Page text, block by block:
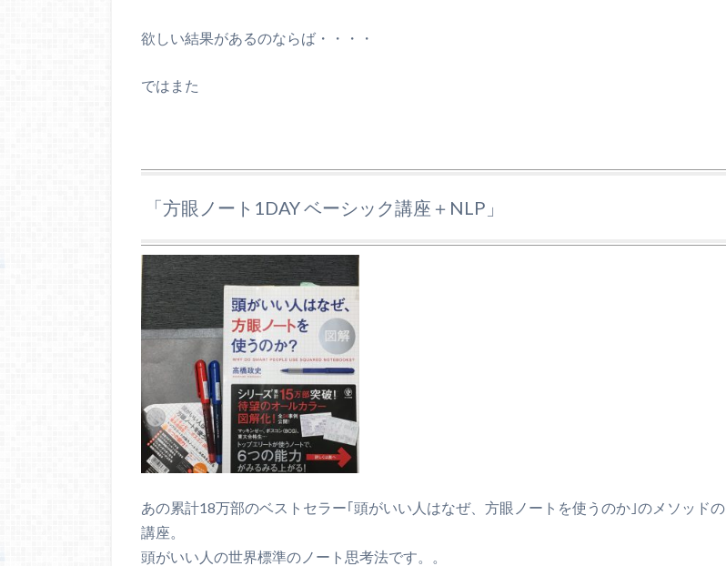
欲しい結果があるのならば・・・・
ではまた
「方眼ノート1DAY ベーシック講座＋NLP」
あの累計18万部のベストセラー｢頭がいい人はなぜ、方眼ノートを使うのか｣のメソッドの
講座。
頭がいい人の世界標準のノート思考法です。。